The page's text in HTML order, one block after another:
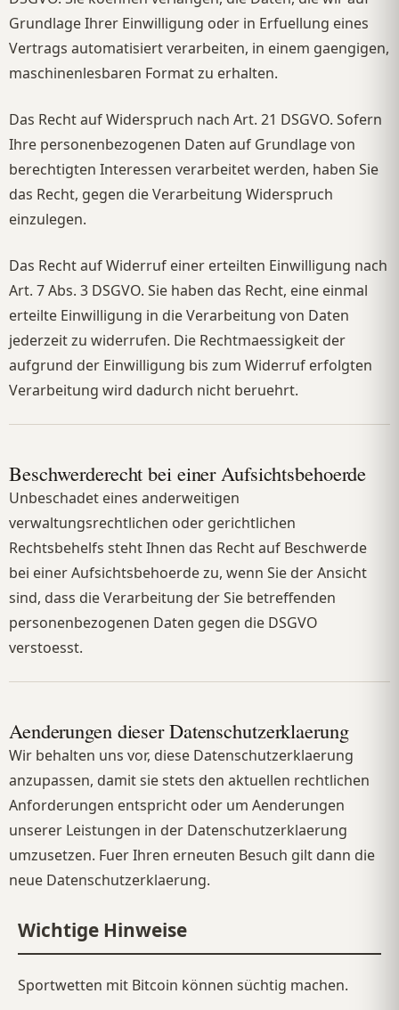
Grundlage Ihrer Einwilligung oder in Erfuellung eines
Vertrags automatisiert verarbeiten, in einem gaengigen,
maschinenlesbaren Format zu erhalten.
Das Recht auf Widerspruch nach Art. 21 DSGVO. Sofern
Ihre personenbezogenen Daten auf Grundlage von
berechtigten Interessen verarbeitet werden, haben Sie
das Recht, gegen die Verarbeitung Widerspruch
einzulegen.
Das Recht auf Widerruf einer erteilten Einwilligung nach
Art. 7 Abs. 3 DSGVO. Sie haben das Recht, eine einmal
erteilte Einwilligung in die Verarbeitung von Daten
jederzeit zu widerrufen. Die Rechtmaessigkeit der
aufgrund der Einwilligung bis zum Widerruf erfolgten
Verarbeitung wird dadurch nicht beruehrt.
Beschwerderecht bei einer Aufsichtsbehoerde
Unbeschadet eines anderweitigen
verwaltungsrechtlichen oder gerichtlichen
Rechtsbehelfs steht Ihnen das Recht auf Beschwerde
bei einer Aufsichtsbehoerde zu, wenn Sie der Ansicht
sind, dass die Verarbeitung der Sie betreffenden
personenbezogenen Daten gegen die DSGVO
verstoesst.
Aenderungen dieser Datenschutzerklaerung
Wir behalten uns vor, diese Datenschutzerklaerung
anzupassen, damit sie stets den aktuellen rechtlichen
Anforderungen entspricht oder um Aenderungen
unserer Leistungen in der Datenschutzerklaerung
umzusetzen. Fuer Ihren erneuten Besuch gilt dann die
neue Datenschutzerklaerung.
Wichtige Hinweise
Sportwetten mit Bitcoin können süchtig machen.